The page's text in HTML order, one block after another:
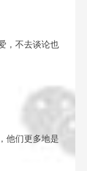
，不去谈论也
他们更多地是